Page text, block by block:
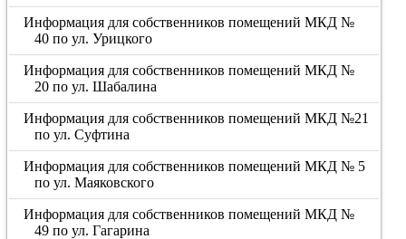
Информация для собственников помещений МКД №
40 по ул. Урицкого
Информация для собственников помещений МКД №
20 по ул. Шабалина
Информация для собственников помещений МКД №21
по ул. Суфтина
Информация для собственников помещений МКД № 5
по ул. Маяковского
Информация для собственников помещений МКД №
49 по ул. Гагарина